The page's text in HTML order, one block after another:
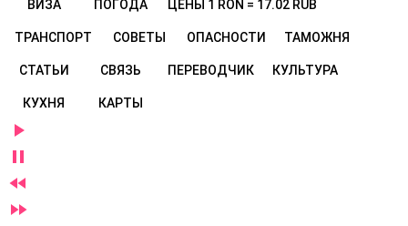
ВИЗА ПОГОДА ЦЕНЫ 1 RON = 17.02 RUB
ТРАНСПОРТ СОВЕТЫ ОПАСНОСТИ ТАМОЖНЯ
СТАТЬИ СВЯЗЬ ПЕРЕВОДЧИК КУЛЬТУРА
КУХНЯ КАРТЫ



